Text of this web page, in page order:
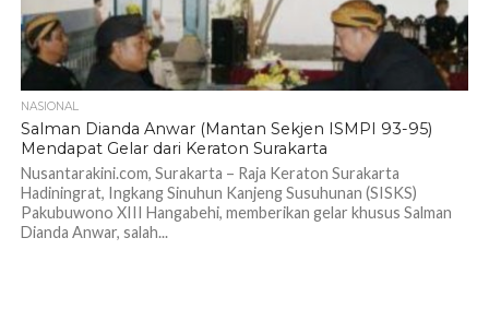
NASIONAL
Salman Dianda Anwar (Mantan Sekjen ISMPI 93-95)
Mendapat Gelar dari Keraton Surakarta
Nusantarakini.com, Surakarta – Raja Keraton Surakarta
Hadiningrat, Ingkang Sinuhun Kanjeng Susuhunan (SISKS)
Pakubuwono XIII Hangabehi, memberikan gelar khusus Salman
Dianda Anwar, salah...